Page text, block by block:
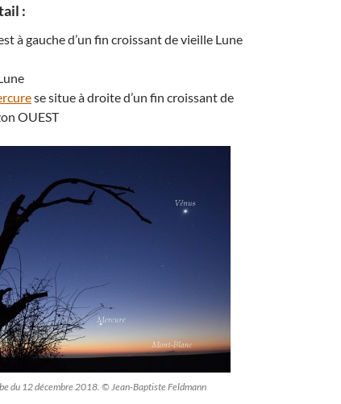
:
à gauche d’un fin croissant de vieille Lune
se situe à droite d’un fin croissant de
OUEST
du 12 décembre 2018. © Jean-Baptiste Feldmann